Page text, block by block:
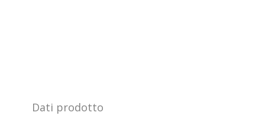
Dati prodotto